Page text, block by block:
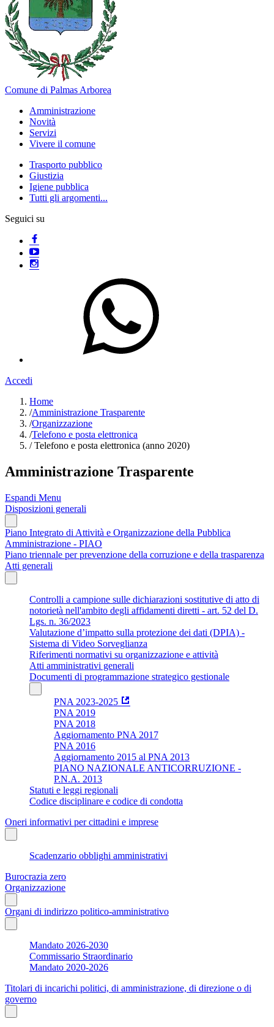
Comune di Palmas Arborea
Amministrazione
Novità
Servizi
Vivere il comune
Trasporto pubblico
Giustizia
Igiene pubblica
Tutti gli argomenti...
Seguici su
Accedi
Home
/Amministrazione Trasparente
/Organizzazione
/Telefono e posta elettronica
/Telefono e posta elettronica (anno 2020)
Amministrazione Trasparente
Espandi Menu
Disposizioni generali
Piano Integrato di Attività e Organizzazione della Pubblica
Amministrazione - PIAO
Piano triennale per prevenzione della corruzione e della trasparenza
Atti generali
Controlli a campione sulle dichiarazioni sostitutive di atto di
notorietà nell'ambito degli affidamenti diretti - art. 52 del D.
Lgs. n. 36/2023
Valutazione d’impatto sulla protezione dei dati (DPIA) -
Sistema di Video Sorveglianza
Riferimenti normativi su organizzazione e attività
Atti amministrativi generali
Documenti di programmazione strategico gestionale
PNA 2023-2025
PNA 2019
PNA 2018
Aggiornamento PNA 2017
PNA 2016
Aggiornamento 2015 al PNA 2013
PIANO NAZIONALE ANTICORRUZIONE -
P.N.A. 2013
Statuti e leggi regionali
Codice disciplinare e codice di condotta
Oneri informativi per cittadini e imprese
Scadenzario obblighi amministrativi
Burocrazia zero
Organizzazione
Organi di indirizzo politico-amministrativo
Mandato 2026-2030
Commissario Straordinario
Mandato 2020-2026
Titolari di incarichi politici, di amministrazione, di direzione o di
governo